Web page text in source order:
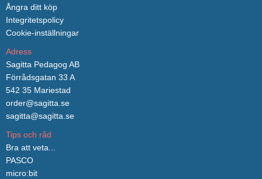
Ångra ditt köp
Integritetspolicy
Cookie-inställningar
Adress
Sagitta Pedagog AB
Förrådsgatan 33 A
542 35 Mariestad
order@sagitta.se
sagitta@sagitta.se
Tips och råd
Bra att veta...
PASCO
micro:bit